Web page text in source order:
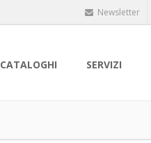
Newsletter
CATALOGHI SERVIZI